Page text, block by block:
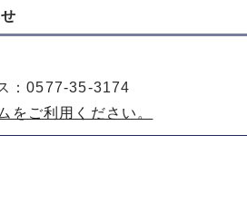
：0577-35-3174
をご利用ください。